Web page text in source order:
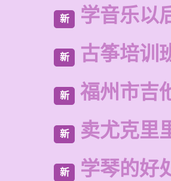
新 学音乐以
新 古筝培训
新 福州市吉
新 卖尤克里
新 学琴的好